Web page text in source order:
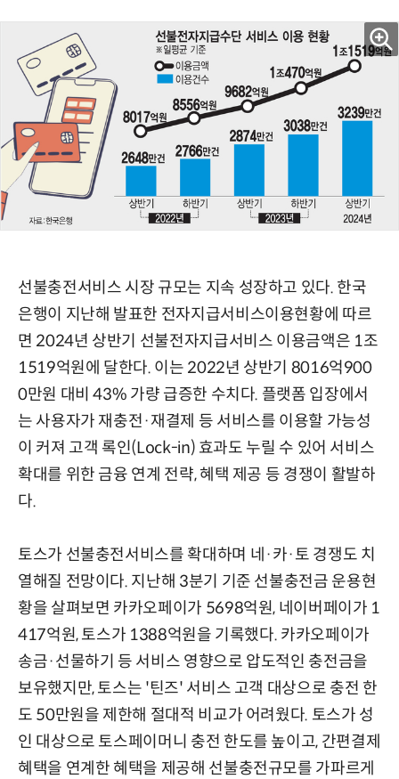
선불충전서비스 시장 규모는 지속 성장하고 있다. 한국
은행이 지난해 발표한 전자지급서비스이용현황에 따르
면 2024년 상반기 선불전자지급서비스 이용금액은 1조
1519억원에 달한다. 이는 2022년 상반기 8016억900
0만원 대비 43% 가량 급증한 수치다. 플랫폼 입장에서
는 사용자가 재충전·재결제 등 서비스를 이용할 가능성
이 커져 고객 록인(Lock-in) 효과도 누릴 수 있어 서비스
확대를 위한 금융 연계 전략, 혜택 제공 등 경쟁이 활발하
다.
토스가 선불충전서비스를 확대하며 네·카·토 경쟁도 치
열해질 전망이다. 지난해 3분기 기준 선불충전금 운용현
황을 살펴보면 카카오페이가 5698억원, 네이버페이가 1
417억원, 토스가 1388억원을 기록했다. 카카오페이가
송금·선물하기 등 서비스 영향으로 압도적인 충전금을
보유했지만, 토스는 '틴즈' 서비스 고객 대상으로 충전 한
도 50만원을 제한해 절대적 비교가 어려웠다. 토스가 성
인 대상으로 토스페이머니 충전 한도를 높이고, 간편결제
혜택을 연계한 혜택을 제공해 선불충전규모를 가파르게